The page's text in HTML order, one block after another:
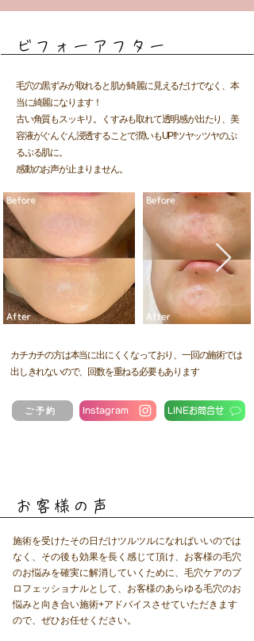
ビフォーアフター
毛穴の黒ずみが取れると肌が綺麗に見えるだけでなく、本
当に綺麗になります！
古い角質もスッキリ。くすみも取れて透明感が出たり、美
容液がぐんぐん浸透することで潤いもUP!!ツヤッツヤのぷ
るぷる肌に。
感動のお声が止まりません。
カチカチの方は本当に出にくくなっており、一回の施術では
出しきれないので、回数を重ねる必要もあります
ご予約 Instagram LINEお問合せ
お客様の声
施術を受けたその日だけツルツルになればいいのでは
なく、その後も効果を長く感じて頂け、お客様の毛穴
のお悩みを確実に解消していくために、毛穴ケアのプ
ロフェッショナルとして、お客様のあらゆる毛穴のお
悩みと向き合い施術+アドバイスさせていただきます
ので、ぜひお任せください。